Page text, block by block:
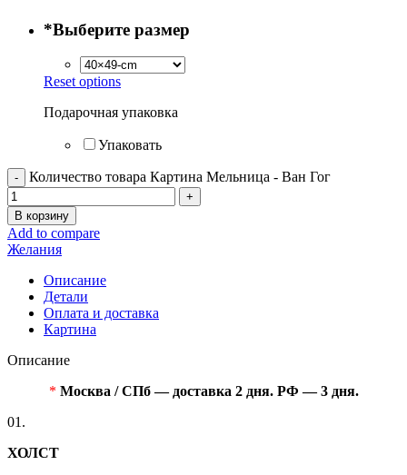
*Выберите размер
Reset options
Подарочная упаковка
Упаковать
Количество товара Картина Мельница - Ван Гог
В корзину
Add to compare
Желания
Описание
Детали
Оплата и доставка
Картина
Описание
* Москва / СПб — доставка 2 дня. РФ — 3 дня.
01.
ХОЛСТ